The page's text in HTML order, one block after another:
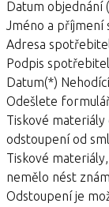
Datum objednání
Jméno a
Adresa
Podpis
Datum(*)
Odešlete
Tiskové materiály
odstoupení od
Tiskové
nemělo nést
Odstoupení je